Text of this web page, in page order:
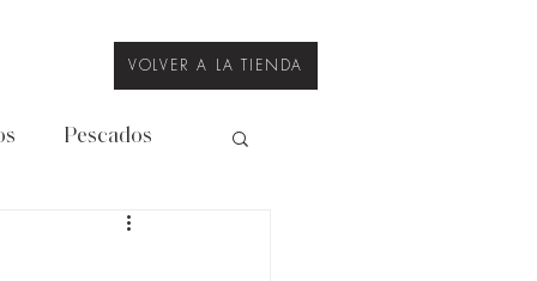
VOLVER A LA TIENDA
Pescados
Legumbres